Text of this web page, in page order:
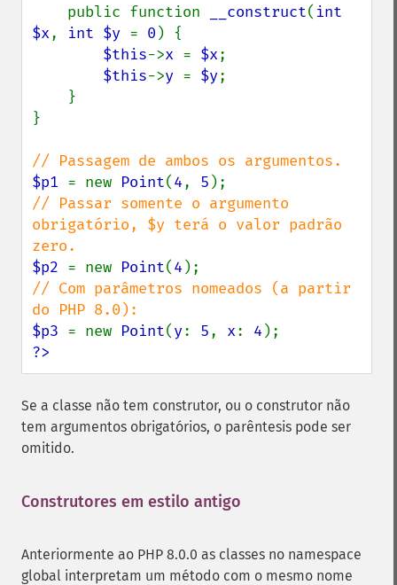
    public function
__construct( int
$x, int $y = 0 ) {
$this->x = $x;
$this->y = $y;
}
$p1 = new Point(4, 5
// Passar somente o argumento
obrigatório, $y terá o valor padrão
$p2 = new Point(4
// Com parâmetros nomeados (a partir
$p3 = new Point(y: 5, x: 4
?>
Se a classe não tem construtor, ou o construtor não
tem argumentos obrigatórios, o parêntesis pode ser
omitido.
Construtores em estilo antigo
Anteriormente ao PHP 8.0.0 as classes no namespace
global interpretam um método com o mesmo nome